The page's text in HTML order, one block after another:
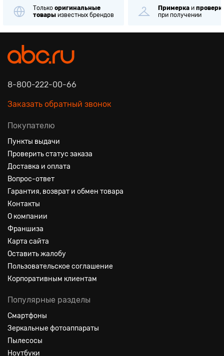
Только оригинальные
товары известных брендов
Примерка и
при получении
8-800-222-00-66
Заказать обратный звонок
Покупателю
Пункты выдачи
Проверить статус заказа
Доставка и оплата
Вопрос-ответ
Гарантия, возврат и обмен товара
Контакты
О компании
Франшиза
Карта сайта
Оставить жалобу
Пользовательское соглашение
Корпоративным клиентам
Популярные разделы
Смартфоны
Зеркальные фотоаппараты
Пылесосы
Ноутбуки